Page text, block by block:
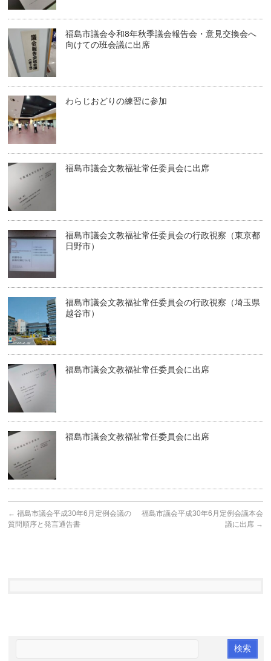
福島市議会令和8年秋季議会報告会・意見交換会へ
向けての班会議に出席
わらじおどりの練習に参加
福島市議会文教福祉常任委員会に出席
福島市議会文教福祉常任委員会の行政視察（東京都
日野市）
福島市議会文教福祉常任委員会の行政視察（埼玉県
越谷市）
福島市議会文教福祉常任委員会に出席
福島市議会文教福祉常任委員会に出席
← 福島市議会平成30年6月定例会議の
質問順序と発言通告書
福島市議会平成30年6月定例会議本会
議に出席 →